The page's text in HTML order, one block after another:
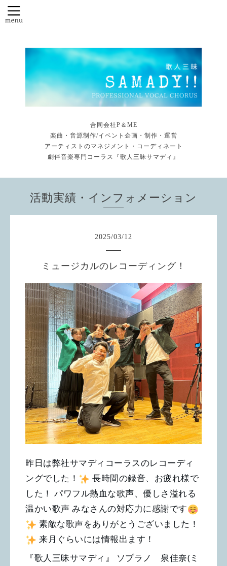
合同会社P＆ME
楽曲・音源制作/イベント企画・制作・運営
アーティストのマネジメント・コーディネート
劇伴音楽専門コーラス『歌人三昧サマディ』
活動実績・インフォメーション
2025/03/12
ミュージカルのレコーディング！
昨日は弊社サマディコーラスのレコーディ
ングでした！
長時間の録音、お疲れ様で
した！ パワフル熱血な歌声、優しさ溢れる
温かい歌声 みなさんの対応力に感謝です
素敵な歌声をありがとうございました！
来月ぐらいには情報出ます！
『歌人三昧サマディ』 ソプラノ 泉佳奈(ミ